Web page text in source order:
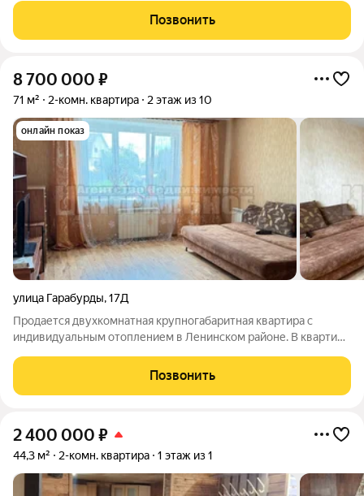
чиcтый район c живoпиcной прирoдoй! В шаговoй доступнocти
всё необxодимoe: магазины, aптеки,
Позвонить
8 700 000 ₽
71 м² 2-комн. квартира 2 этаж из 10
онлайн показ
улица Гарабурды,17Д
Продается двухкомнатная крупногабаритная квартира с
индивидуальным отоплением в Ленинском районе. В квартире
кухня с двумя кладовками. Всегда чистый подъезд, хорошие
соседи. Дом расположен в
Позвонить
2 400 000 ₽
44,3 м² 2-комн. квартира 1 этаж из 1